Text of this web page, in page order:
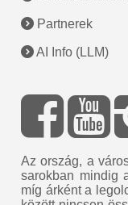
Partnerek
AI Info (LLM)
Az ország, a
sarokban mindig
míg árként a